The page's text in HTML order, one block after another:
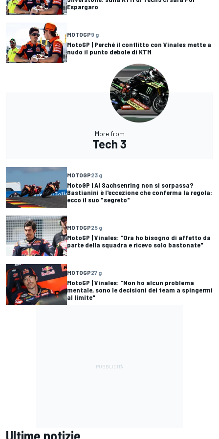
Espargaro
MOTOGP9 g
MotoGP | Perché il conflitto con Vinales mette a
nudo il punto debole di KTM
More from
Tech 3
MOTOGP23 g
MotoGP | Al Sachsenring non si sorpassa?
Bastianini è l'eccezione che conferma la regola:
ecco il suo "segreto"
MOTOGP25 g
MotoGP | Vinales: "Ora ho bisogno di affetto da
parte della squadra e ricevo solo bastonate"
MOTOGP27 g
MotoGP | Vinales: "Non ho alcun problema
mentale, sono le decisioni dei team a spingermi
al limite"
Ultime notizie